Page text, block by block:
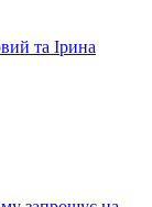
та Ірина